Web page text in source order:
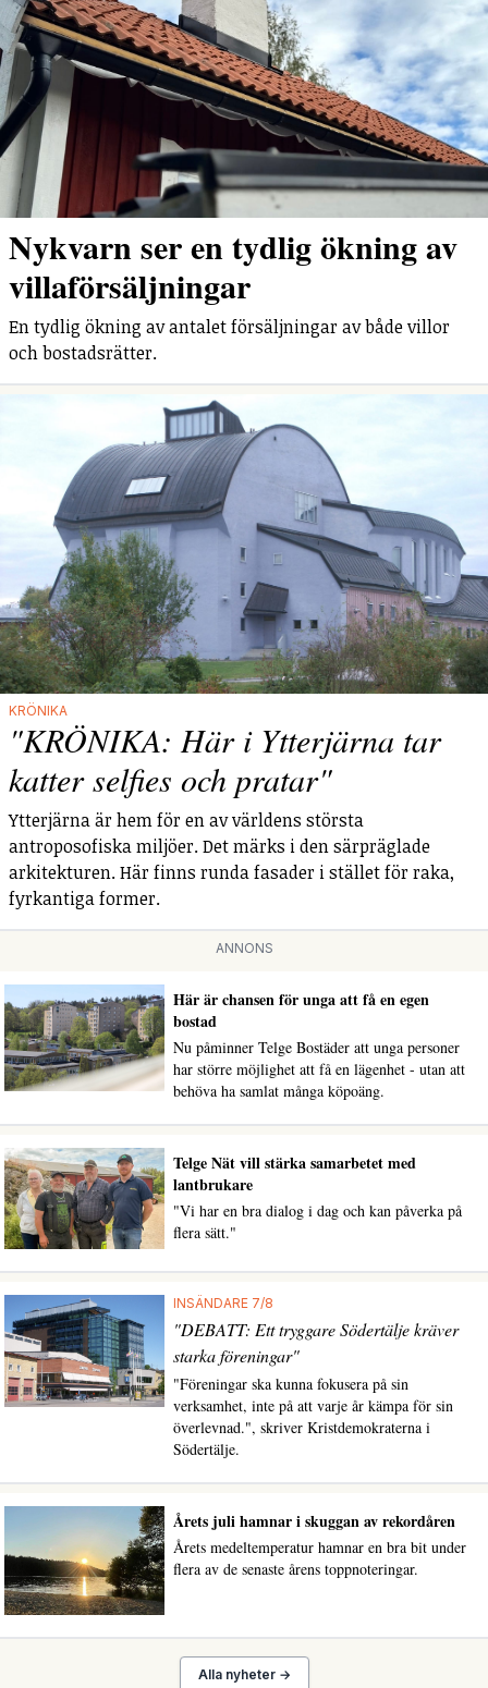
Nykvarn ser en tydlig ökning av
villaförsäljningar
En tydlig ökning av antalet försäljningar av både villor
och bostadsrätter.
KRÖNIKA
"KRÖNIKA: Här i Ytterjärna tar
katter selfies och pratar"
Ytterjärna är hem för en av världens största
antroposofiska miljöer. Det märks i den särpräglade
arkitekturen. Här finns runda fasader i stället för raka,
fyrkantiga former.
ANNONS
Här är chansen för unga att få en egen
bostad
Nu påminner Telge Bostäder att unga personer
har större möjlighet att få en lägenhet - utan att
behöva ha samlat många köpoäng.
Telge Nät vill stärka samarbetet med
lantbrukare
"Vi har en bra dialog i dag och kan påverka på
flera sätt."
INSÄNDARE 7/8
"DEBATT: Ett tryggare Södertälje kräver
starka föreningar"
"Föreningar ska kunna fokusera på sin
verksamhet, inte på att varje år kämpa för sin
överlevnad.", skriver Kristdemokraterna i
Södertälje.
Årets juli hamnar i skuggan av rekordåren
Årets medeltemperatur hamnar en bra bit under
flera av de senaste årens toppnoteringar.
Alla nyheter →